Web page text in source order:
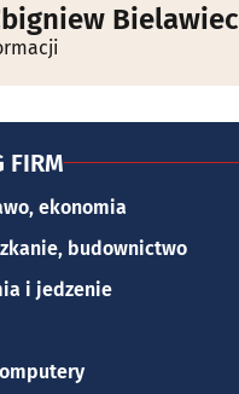
Bielawiec
FIRM
ekonomia
budownictwo
i jedzenie